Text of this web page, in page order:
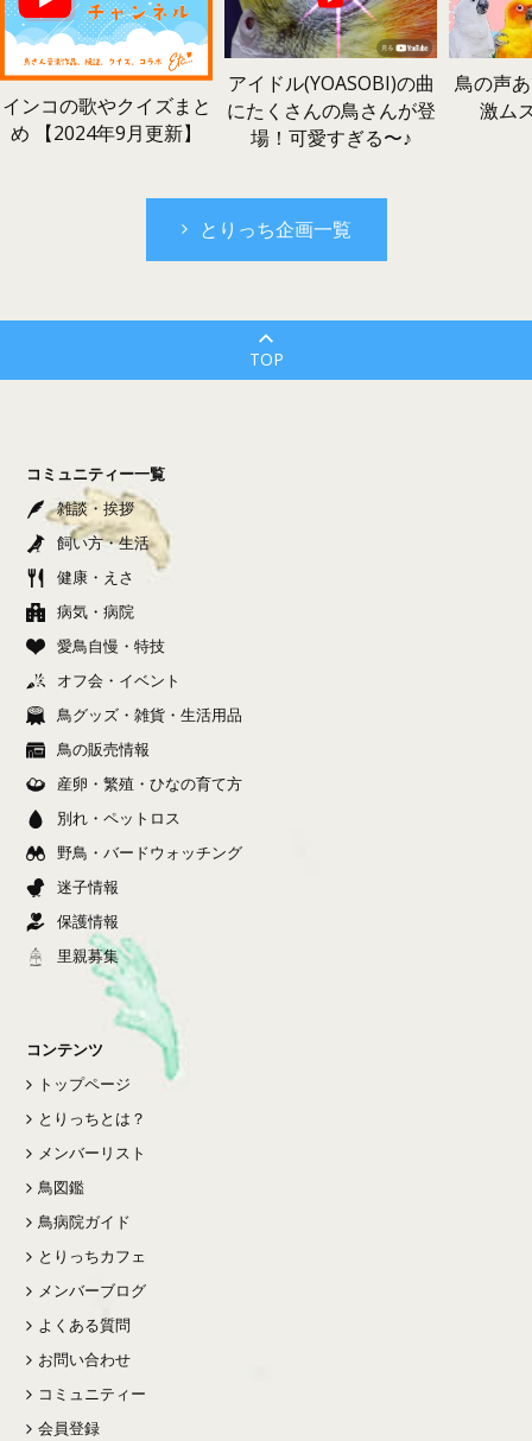
インコの歌やクイズまと
め 【2024年9月更新】
アイドル(YOASOBI)の曲
にたくさんの鳥さんが登
場！可愛すぎる〜♪
鳥の声
激ム
とりっち企画一覧
TOP
コミュニティー一覧
雑談・挨拶
飼い方・生活
健康・えさ
病気・病院
愛鳥自慢・特技
オフ会・イベント
鳥グッズ・雑貨・生活用品
鳥の販売情報
産卵・繁殖・ひなの育て方
別れ・ペットロス
野鳥・バードウォッチング
迷子情報
保護情報
里親募集
コンテンツ
トップページ
とりっちとは？
メンバーリスト
鳥図鑑
鳥病院ガイド
とりっちカフェ
メンバーブログ
よくある質問
お問い合わせ
コミュニティー
会員登録